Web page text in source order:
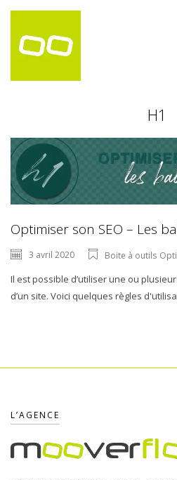
H1
Optimiser son SEO – Les
3 avril 2020 Boite à outils
Il est possible d’utiliser une ou
d’un site. Voici quelques règles
L’AGENCE